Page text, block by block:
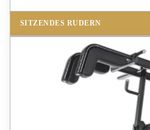
SITZENDES RUDERN